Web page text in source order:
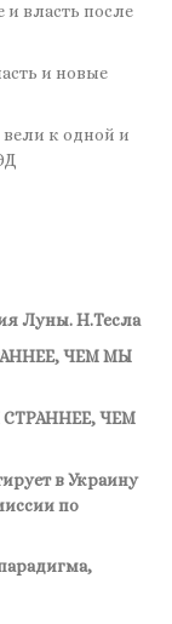
власть после
и новые
к одной и
Луны. Н.Тесла
ЧЕМ МЫ
ЧЕМ
в Украину
по